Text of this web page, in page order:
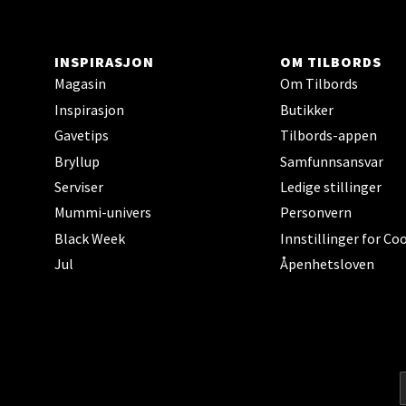
INSPIRASJON
Magasin
Inspirasjon
Gavetips
Bryllup
Serviser
Mummi-univers
Black Week
Jul
OM TILBORDS
Om Tilbords
Butikker
Tilbords-appen
Samfunnsansvar
Ledige stillinger
Personvern
Innstillinger for
Åpenhetsloven
0 i
Åpent i
Folke
0 i